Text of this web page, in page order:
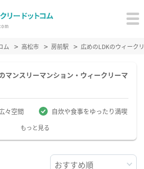
ム 高松市 房前駅 広めのLDKのウィーク
マンスリーマンション・ウィークリーマ
々空間 自炊や食事をゆったり満喫
もっと見る